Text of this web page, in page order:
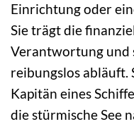
Einrichtung oder
Sie trägt die
Verantwortung und
reibungslos abläuft.
Kapitän eines
die stürmische See